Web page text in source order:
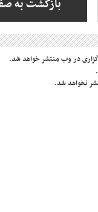
بازگشت به
در وب منتشر خواهد شد.
نخواهد شد.